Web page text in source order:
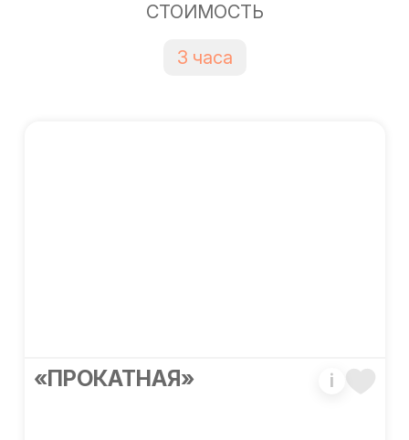
СТОИМОСТЬ
3 часа
«ПРОКАТНАЯ» i